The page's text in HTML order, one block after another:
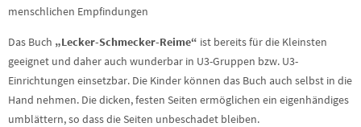
menschlichen Empfindungen
Das Buch „Lecker-Schmecker-Reime“ ist bereits für die Kleinsten
geeignet und daher auch wunderbar in U3-Gruppen bzw. U3-
Einrichtungen einsetzbar. Die Kinder können das Buch auch selbst in die
Hand nehmen. Die dicken, festen Seiten ermöglichen ein eigenhändiges
umblättern, so dass die Seiten unbeschadet bleiben.